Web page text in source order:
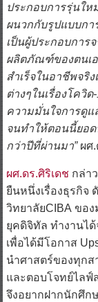
ประกอบการรุ่นให
ผนวกกับรูปแบบกา
เป็นผู้ประกอบการ
ผลิตภัณฑ์ของตนเอ
สำเร็จในอาชีพจริ
ต่างๆในเรื่องโควิ
ความมั่นใจการดู
จนทำให้ตอนนี้ยอด
กว่าปีที่ผ่านมา”ผศ.
ผศ.ดร.ศิริเดช กล่า
ยืนหนึ่งเรื่องธุรกิจ
วิทยาลัยCIBA ขอ
ยุคดิจิทัล ทำงานไ
เพื่อได้มีโอกาส
นำศาสตร์ของทุกส
และตอบโจทย์ไลฟ์
จึงอยากฝากนักศึ